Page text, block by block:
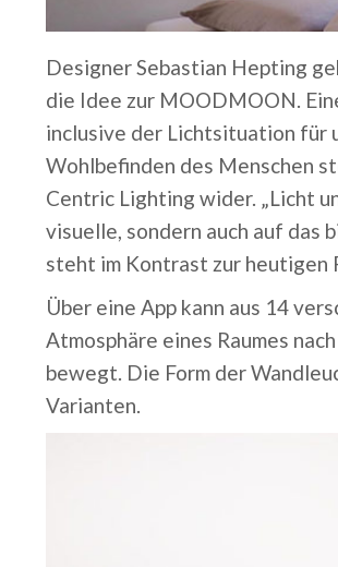
Designer Sebastian Hepting
die Idee zur MOODMOON.
inclusive der Lichtsituation für
Wohlbefinden des Menschen
Centric Lighting wider. „Licht
visuelle, sondern auch auf das
steht im Kontrast zur heutigen
Über eine App kann aus 14
Atmosphäre eines Raumes
bewegt. Die Form der
Varianten.